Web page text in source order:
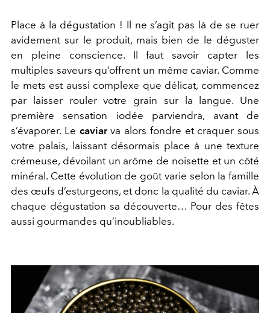
Place à la dégustation ! Il ne s’agit pas là de se ruer
avidement sur le produit, mais bien de le déguster
en pleine conscience. Il faut savoir capter les
multiples saveurs qu’offrent un même caviar. Comme
le mets est aussi complexe que délicat, commencez
par laisser rouler votre grain sur la langue. Une
première sensation iodée parviendra, avant de
s’évaporer. Le caviarva alors fondre et craquer sous
votre palais, laissant désormais place à une texture
crémeuse, dévoilant un arôme de noisette et un côté
minéral. Cette évolution de goût varie selon la famille
des œufs d’esturgeons, et donc la qualité du caviar. À
chaque dégustation sa découverte… Pour des fêtes
aussi gourmandes qu’inoubliables.